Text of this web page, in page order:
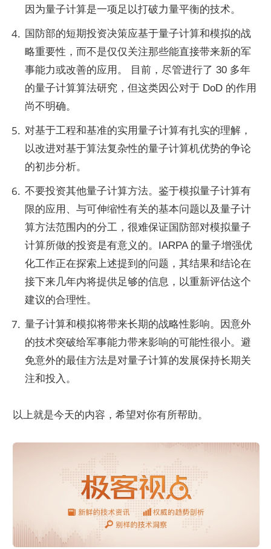
因为量子计算是一项足以打破力量平衡的技术。
国防部的短期投资决策应基于量子计算和模拟的战
略重要性，而不是仅仅关注那些能直接带来新的军
事能力或改善的应用。 目前，尽管进行了 30 多年
的量子计算算法研究，但这类因公对于 DoD 的作用
尚不明确。
对基于工程和基准的实用量子计算有扎实的理解，
以改进对基于算法复杂性的量子计算机优势的争论
的初步分析。
不要投资其他量子计算方法。鉴于模拟量子计算有
限的应用、与可伸缩性有关的基本问题以及量子计
算方法范围内的分工，很难保证国防部对模拟量子
计算所做的投资是有意义的。IARPA 的量子增强优
化工作正在探索上述提到的问题，其结果和结论在
接下来几年内将提供足够的信息，以重新评估这个
建议的合理性。
量子计算和模拟将带来长期的战略性影响。因意外
的技术突破给军事能力带来影响的可能性很小。避
免意外的最佳方法是对量子计算的发展保持长期关
注和投入。
以上就是今天的内容，希望对你有所帮助。